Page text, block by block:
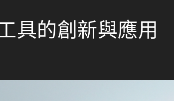
具的創新與應用